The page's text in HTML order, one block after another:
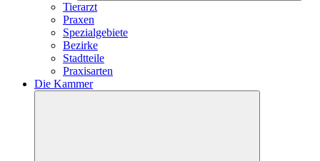
Tierarzt
Praxen
Spezialgebiete
Bezirke
Stadtteile
Praxisarten
Die Kammer